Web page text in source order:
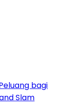
bagi
Slam